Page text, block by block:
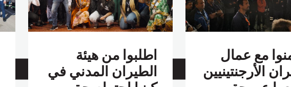
مع عمال
الأرجنتينيين
اطلبوا من هيئة
الطيران المدني في